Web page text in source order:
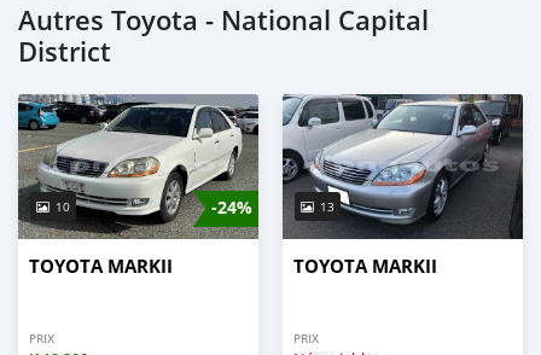
Autres Toyota - National Capital
District
-24%
10
TOYOTA MARKII
PRIX
13
TOYOTA MARKII
PRIX